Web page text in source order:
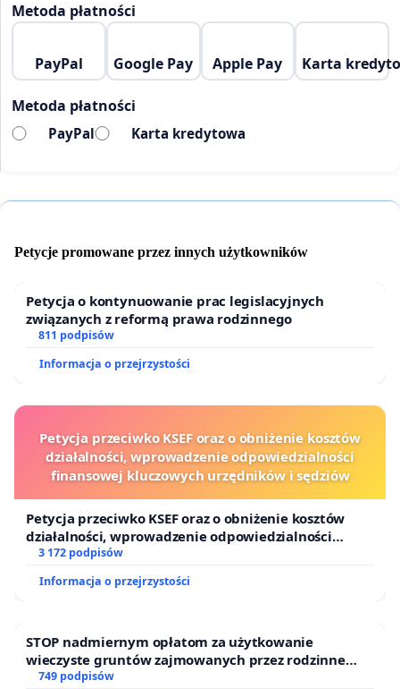
Metoda płatności
PayPal Google Pay Apple Pay Karta
Metoda płatności
PayPal Karta kredytowa
Petycje promowane przez innych użytkowników
Petycja o kontynuowanie prac legislacyjnych
związanych z reformą prawa rodzinnego
811 podpisów
Informacja o przejrzystości
Petycja przeciwko KSEF oraz o obniżenie kosztów
działalności, wprowadzenie odpowiedzialności
finansowej kluczowych urzędników i sędziów
Petycja przeciwko KSEF oraz o obniżenie kosztów
działalności, wprowadzenie odpowiedzialności
finansowej kluczowych urzędników i sędziów
3 172 podpisów
Informacja o przejrzystości
STOP nadmiernym opłatom za użytkowanie
wieczyste gruntów zajmowanych przez rodzinne
ogrody działkowe.
749 podpisów